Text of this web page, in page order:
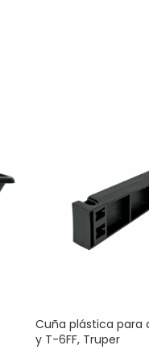
Cuña plástica para
y T-6FF, Truper